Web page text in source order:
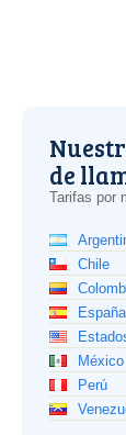
de
Tarifas por
Chile
España
México
Perú